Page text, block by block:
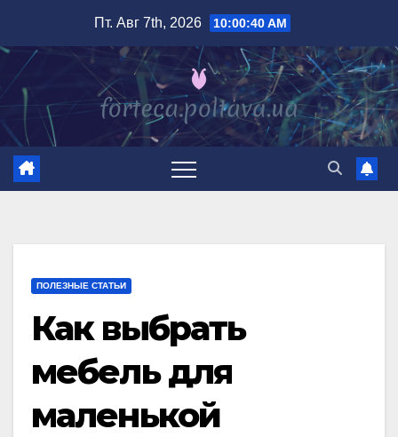
содержимому
Пт. Авг 7th, 2026 10:00:42 AM
ПОЛЕЗНЫЕ СТАТЬИ
Как выбрать
мебель для
маленькой